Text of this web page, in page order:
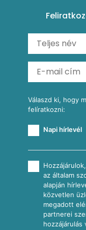
Carbonara
Shakshuka
Ratatouille
Mexikói húsleves
Almás-kéksajtos
Köretek
Reggeli receptek
Válaszd ki, hogy
felíratkozni:
Napi hírlevél
az általam
alapján
közvetlen
megadott
partnerei
hozzájárulás